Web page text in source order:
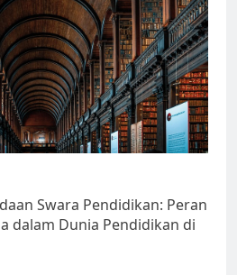
Swara Pendidikan: Peran
dalam Dunia Pendidikan di